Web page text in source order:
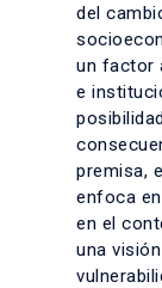
del
un factor
e
premisa,
enfoca
en el
una